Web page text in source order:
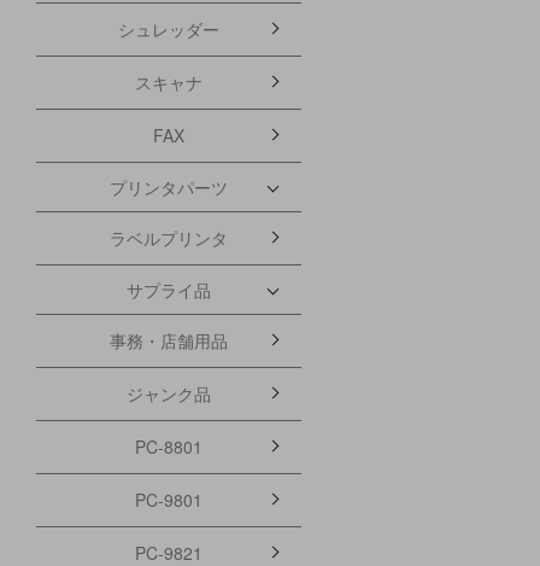
シュレッダー
スキャナ
FAX
プリンタパーツ
ラベルプリンタ
サプライ品
事務・店舗用品
ジャンク品
PC-8801
PC-9801
PC-9821